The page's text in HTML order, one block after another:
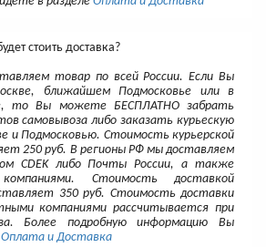
стоить доставка?
товар по всей России. Если Вы
ближайшем Подмосковье или в
то Вы можете БЕСПЛАТНО забрать
самовывоза либо заказать курьескую
и Подмосковью. Стоимость курьерской
250 руб. В регионы РФ мы доставляем
CDEK либо Почты России, а также
Стоимость доставкой
350 руб. Стоимость доставки
компаниями рассчитывается при
Более подробную информацию Вы
Оплата и Доставка